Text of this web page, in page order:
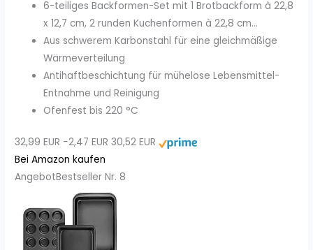
6-teiliges Backformen-Set mit 1 Brotbackform à 22,8
x 12,7 cm, 2 runden Kuchenformen à 22,8 cm...
Aus schwerem Karbonstahl für eine gleichmäßige
Wärmeverteilung
Antihaftbeschichtung für mühelose Lebensmittel-
Entnahme und Reinigung
Ofenfest bis 220 °C
32,99 EUR −2,47 EUR 30,52 EUR
Bei Amazon kaufen
AngebotBestseller Nr. 8